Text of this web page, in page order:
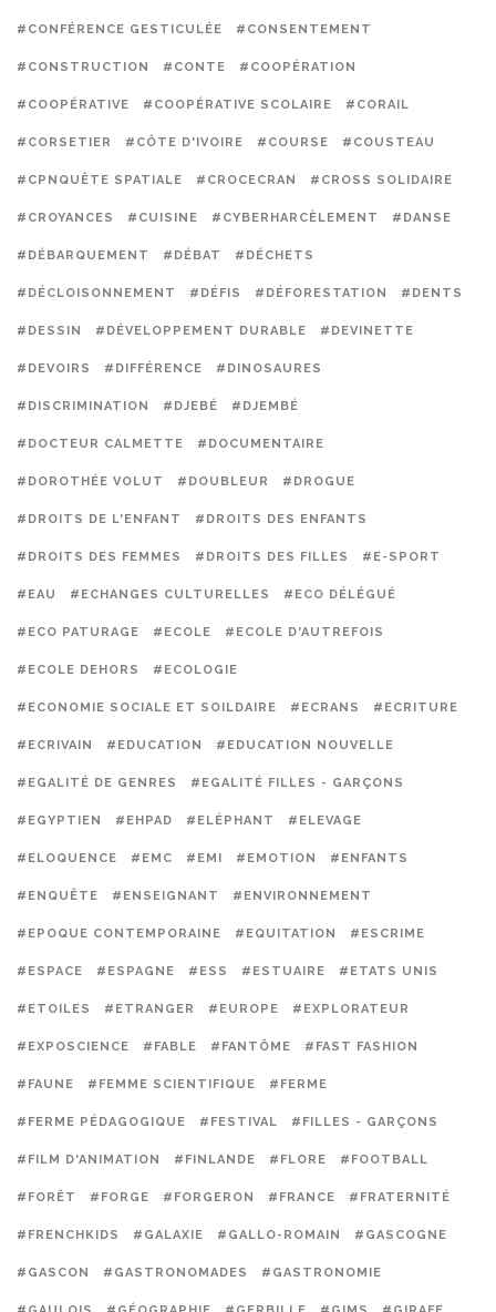
#CONFÉRENCE GESTICULÉE #CONSENTEMENT
#CONSTRUCTION #CONTE #COOPÉRATION
#COOPÉRATIVE #COOPÉRATIVE SCOLAIRE #CORAIL
#CORSETIER #CÔTE D'IVOIRE #COURSE #COUSTEAU
#CPNQUÊTE SPATIALE #CROCECRAN #CROSS SOLIDAIRE
#CROYANCES #CUISINE #CYBERHARCÈLEMENT #DANSE
#DÉBARQUEMENT #DÉBAT #DÉCHETS
#DÉCLOISONNEMENT #DÉFIS #DÉFORESTATION #DENTS
#DESSIN #DÉVELOPPEMENT DURABLE #DEVINETTE
#DEVOIRS #DIFFÉRENCE #DINOSAURES
#DISCRIMINATION #DJEBÉ #DJEMBÉ
#DOCTEUR CALMETTE #DOCUMENTAIRE
#DOROTHÉE VOLUT #DOUBLEUR #DROGUE
#DROITS DE L'ENFANT #DROITS DES ENFANTS
#DROITS DES FEMMES #DROITS DES FILLES #E-SPORT
#EAU #ECHANGES CULTURELLES #ECO DÉLÉGUÉ
#ECO PATURAGE #ECOLE #ECOLE D'AUTREFOIS
#ECOLE DEHORS #ECOLOGIE
#ECONOMIE SOCIALE ET SOILDAIRE #ECRANS #ECRITURE
#ECRIVAIN #EDUCATION #EDUCATION NOUVELLE
#EGALITÉ DE GENRES #EGALITÉ FILLES - GARÇONS
#EGYPTIEN #EHPAD #ELÉPHANT #ELEVAGE
#ELOQUENCE #EMC #EMI #EMOTION #ENFANTS
#ENQUÊTE #ENSEIGNANT #ENVIRONNEMENT
#EPOQUE CONTEMPORAINE #EQUITATION #ESCRIME
#ESPACE #ESPAGNE #ESS #ESTUAIRE #ETATS UNIS
#ETOILES #ETRANGER #EUROPE #EXPLORATEUR
#EXPOSCIENCE #FABLE #FANTÔME #FAST FASHION
#FAUNE #FEMME SCIENTIFIQUE #FERME
#FERME PÉDAGOGIQUE #FESTIVAL #FILLES - GARÇONS
#FILM D'ANIMATION #FINLANDE #FLORE #FOOTBALL
#FORÊT #FORGE #FORGERON #FRANCE #FRATERNITÉ
#FRENCHKIDS #GALAXIE #GALLO-ROMAIN #GASCOGNE
#GASCON #GASTRONOMADES #GASTRONOMIE